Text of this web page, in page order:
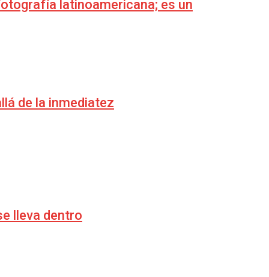
latinoamericana; es un
de la inmediatez
lleva dentro